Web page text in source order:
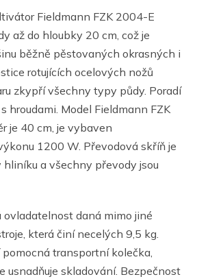
Fieldmann FZK 2004-E
až do hloubky 20 cm, což je
běžně pěstovaných okrasných i
rotujících ocelových nožů
zkypří všechny typy půdy. Poradí
hroudami. Model Fieldmann FZK
je 40 cm, je vybaven
1200 W. Převodová skříň je
a všechny převody jsou
ovladatelnost daná mimo jiné
která činí necelých 9,5 kg.
pomocná transportní kolečka,
usnadňuje skladování. Bezpečnost